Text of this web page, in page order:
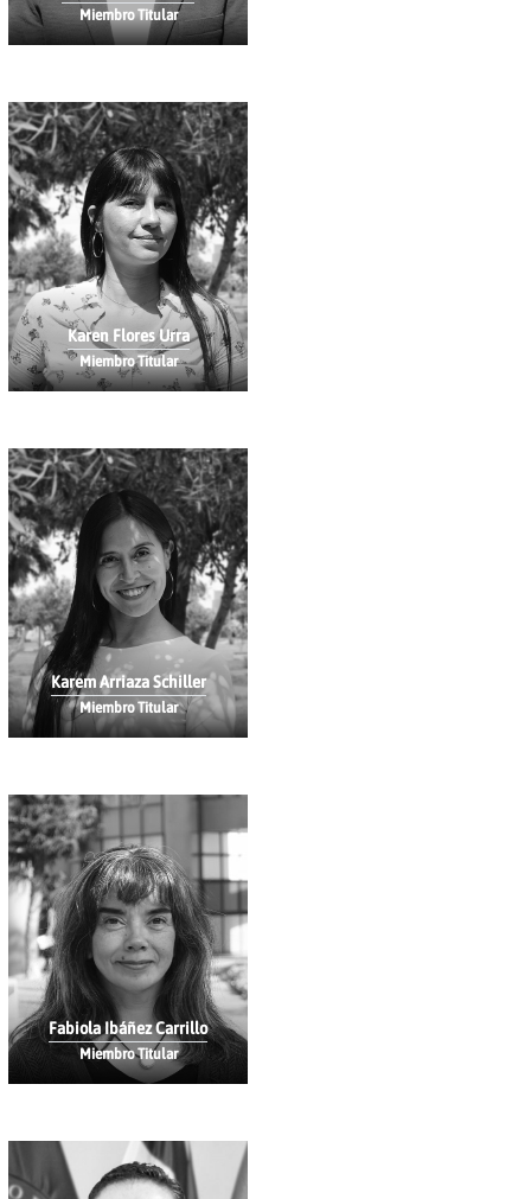
Miembro Titular
Karen Flores Urra
Miembro Titular
Karem Arriaza Schiller
Miembro Titular
Fabiola Ibáñez Carrillo
Miembro Titular